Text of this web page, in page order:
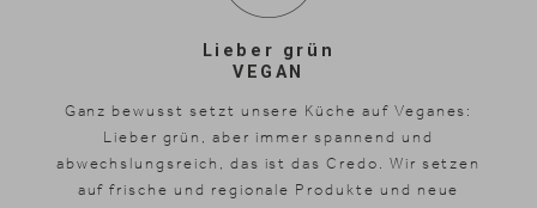
Lieber grün
VEGAN
Ganz bewusst setzt unsere Küche auf Veganes:
Lieber grün, aber immer spannend und
abwechslungsreich, das ist das Credo. Wir setzen
auf frische und regionale Produkte und neue